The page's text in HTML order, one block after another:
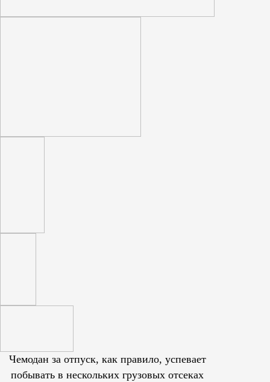
Чемодан за отпуск, как правило, успевает
побывать в нескольких грузовых отсеках